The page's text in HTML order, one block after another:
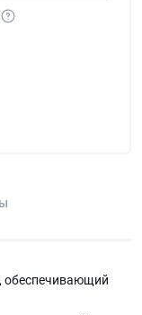
обеспечивающий